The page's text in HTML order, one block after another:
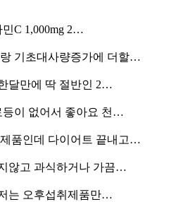
C 1,000mg 2…
기초대사량증가에 더할…
달만에 딱 절반인 2…
등이 없어서 좋아요 천…
품인데 다이어트 끝내고…
않고 과식하거나 가끔…
는 오후섭취제품만…